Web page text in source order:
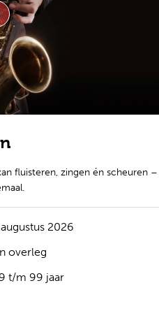
fluisteren, zingen én scheuren –
2026
overleg
t/m 99 jaar